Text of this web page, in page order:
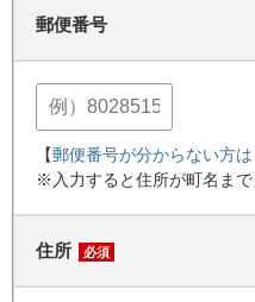
郵便番号
【郵便番号が分からない方は
※入力すると住所が町名ま
住所 必須